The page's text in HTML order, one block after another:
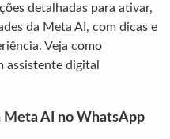
detalhadas para ativar,
da Meta AI, com dicas e
Veja como
digital
Meta AI no WhatsApp